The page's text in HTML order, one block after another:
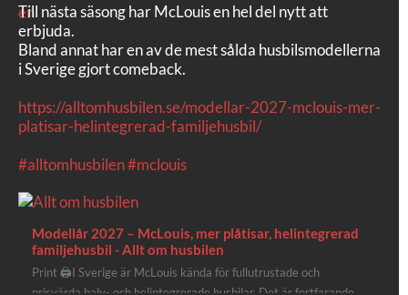
Till nästa säsong har McLouis en hel del nytt att
erbjuda.
Bland annat har en av de mest sålda husbilsmodellerna
i Sverige gjort comeback.
https://alltomhusbilen.se/modellar-2027-mclouis-mer-
platisar-helintegrerad-familjehusbil/
#alltomhusbilen#mclouis
Modellår 2027 – McLouis, mer plåtisar, helintegrerad
familjehusbil - Allt om husbilen
Print 🖨I Sverige är McLouis kända för fullutrustade och
prisvärda halv- och helintegrerade husbilar. Det är fortfarande